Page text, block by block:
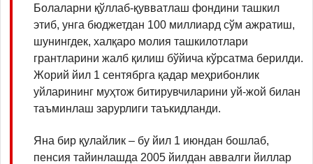
Болаларни қўллаб-қувватлаш фондини ташкил
этиб, унга бюджетдан 100 миллиард сўм ажратиш,
шунингдек, халқаро молия ташкилотлари
грантларини жалб қилиш бўйича кўрсатма берилди.
Жорий йил 1 сентябрга қадар меҳрибонлик
уйларининг муҳтож битирувчиларини уй-жой билан
таъминлаш зарурлиги таъкидланди.
Яна бир қулайлик – бу йил 1 июндан бошлаб,
пенсия тайинлашда 2005 йилдан аввалги йиллар